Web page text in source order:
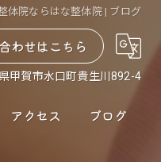
体院ならはな整体院 | ブログ
わせはこちら
甲賀市水口町貴生川892-4
アクセス ブログ